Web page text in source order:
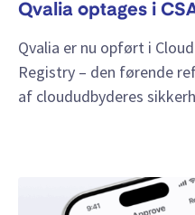
Qvalia optages i
Qvalia er nu opført i
Registry – den førende
af cloududbyderes